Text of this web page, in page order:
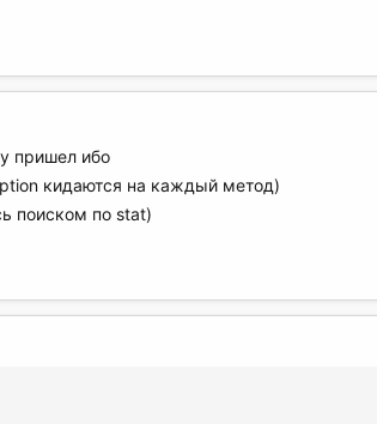
пришел ибо
кидаются на каждый метод)
поиском по stat)